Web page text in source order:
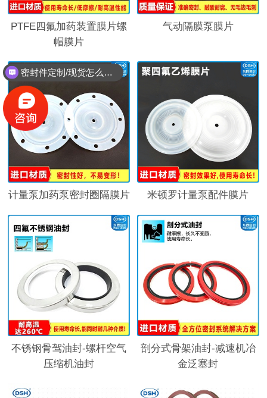
PTFE四氟加药装置膜片螺
帽膜片
气动隔膜泵膜片
计量泵加药泵密封圈隔膜片 米顿罗计量泵配件膜片
不锈钢骨驾油封-螺杆空气
压缩机油封
剖分式骨架油封-减速机冶
金泛塞封
密封件定制/现货怎么报价，起订量多少？